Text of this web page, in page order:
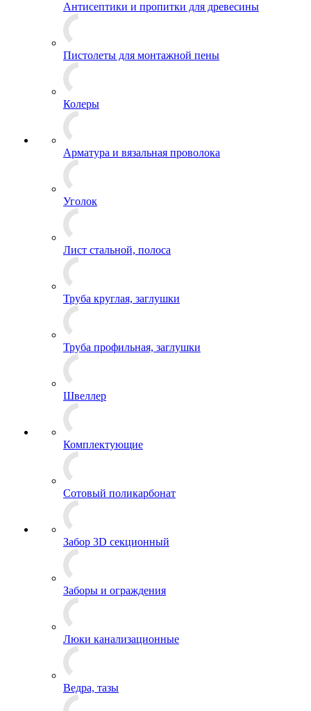
Антисептики и пропитки для древесины
Пистолеты для монтажной пены
Колеры
Арматура и вязальная проволока
Уголок
Лист стальной, полоса
Труба круглая, заглушки
Труба профильная, заглушки
Швеллер
Комплектующие
Сотовый поликарбонат
Забор 3D секционный
Заборы и ограждения
Люки канализационные
Ведра, тазы